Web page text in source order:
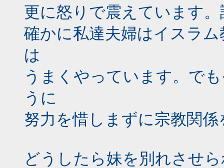
更に怒りで震えています
確かに私達夫婦はイスラ
は
うまくやっています。で
うに
努力を惜しまずに宗教関
どうしたら妹を別れさせ